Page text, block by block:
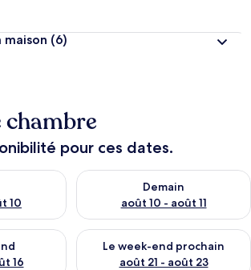
maison (6)
chambre
pour ces dates.
10
pour ce soir août 9 - août 10
Demain
août 10 - août 11
Vérifier la disponibilité pour
16
pour ce week-end août 14 - août 16
Le week-end prochain
août 21 - août 23
Vérifier la disponibilité pour